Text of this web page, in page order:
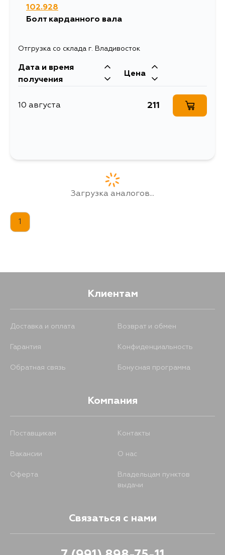
102.928
Болт карданного вала
Отгрузка со склада г. Владивосток
Дата и время
получения
Цена
10 августа 211
Загрузка аналогов...
1
Клиентам
Доставка и оплата Возврат и обмен
Гарантия Конфиденциальность
Обратная связь Бонусная программа
Компания
Поставщикам Контакты
Вакансии О нас
Оферта
Владельцам пунктов
выдачи
Связаться с нами